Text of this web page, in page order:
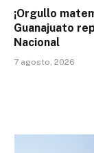
¡Orgullo
Guanajuato
Nacional
7 agosto, 2026